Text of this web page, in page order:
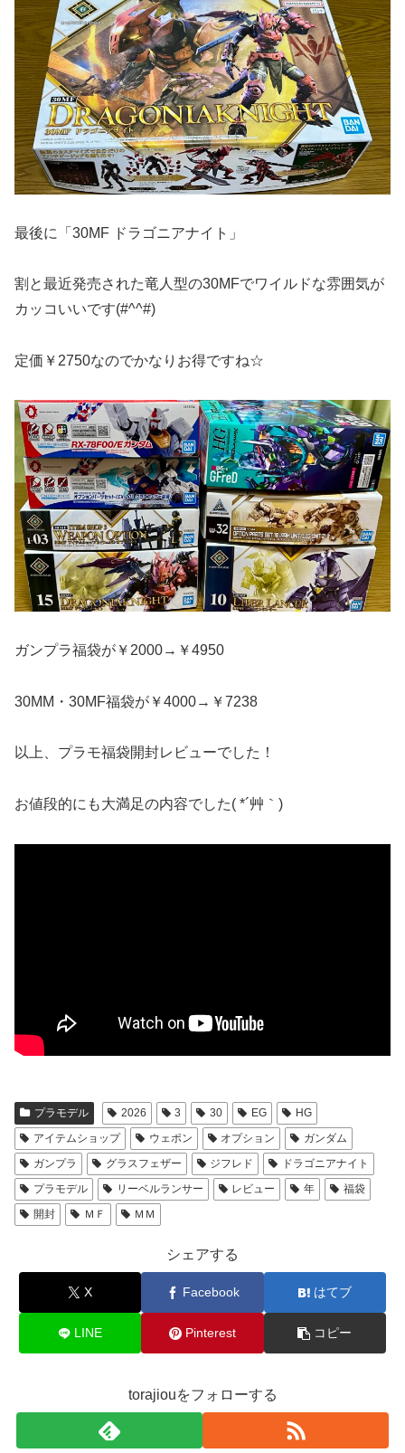
最後に「30MF ドラゴニアナイト」
割と最近発売された竜人型の30MFでワイルドな雰囲気が
カッコいいです(#^^#)
定価￥2750なのでかなりお得ですね☆
ガンプラ福袋が￥2000→￥4950
30MM・30MF福袋が￥4000→￥7238
以上、プラモ福袋開封レビューでした！
お値段的にも大満足の内容でした( *´艸｀)
プラモデル 2026 3 30 EG
HG
アイテムショップ
ウェポン オプション
ガンダム
ガンプラ
グラスフェザー ジフレド
ドラゴニアナイト
プラモデル
リーベルランサー レビュー 年
福袋
開封
ＭＦ ＭＭ
シェアする
X Facebook はてブ
LINE Pinterest コピー
torajiouをフォローする